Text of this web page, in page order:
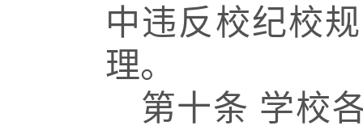
中违反校纪校
理。
第十条 学校